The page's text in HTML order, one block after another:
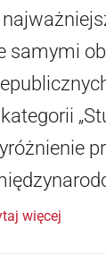
samymi
więcej